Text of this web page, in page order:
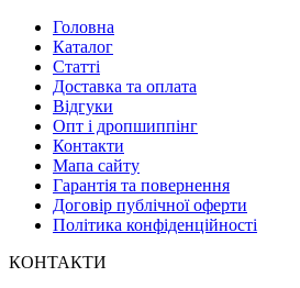
Головна
Каталог
Статті
Доставка та оплата
Відгуки
Опт і дропшиппінг
Контакти
Мапа сайту
Гарантія та повернення
Договір публічної оферти
Політика конфіденційності
КОНТАКТИ